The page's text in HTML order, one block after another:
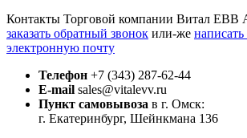
Контакты Торговой компании Витал ЕВВ
заказать обратный звонок или-же
электронную почту
Телефон +7 (343) 287-62-44
E-mail sales@vitalevv.ru
Пункт самовывоза в г. Омск:
г. Екатеринбург, Шейнкмана 136